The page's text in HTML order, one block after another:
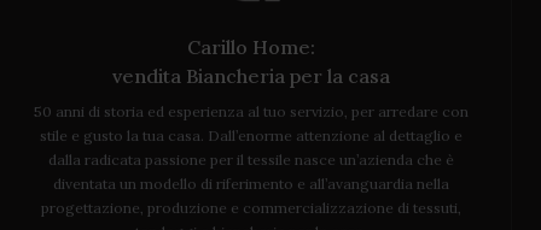
Carillo Home:
vendita Biancheria per la casa
50 anni di storia ed esperienza al tuo servizio, per arredare con
stile e gusto la tua casa. Dall’enorme attenzione al dettaglio e
dalla radicata passione per il tessile nasce un’azienda che è
diventata un modello di riferimento e all’avanguardia nella
progettazione, produzione e commercializzazione di tessuti,